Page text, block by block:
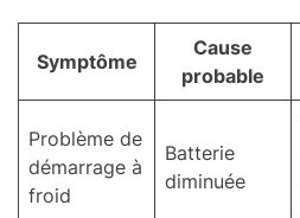
Symptôme
Cause
probable
Problème de
démarrage à
froid
Batterie
diminuée